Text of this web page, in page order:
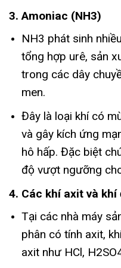
3. Amoniac (NH3)
NH3 phát sinh
tổng hợp urê, sản
trong các dây
men.
Đây là loại khí có
và gây kích ứng
hô hấp. Đặc biệt
độ vượt ngưỡng
4. Các khí axit và khí
Tại các nhà máy
phân có tính axit,
axit như HCl,